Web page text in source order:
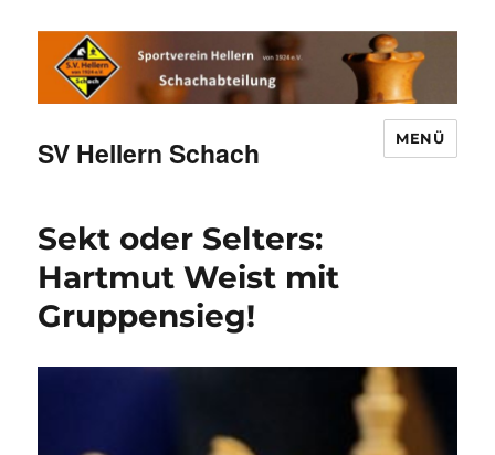
SV Hellern Schach MENÜ
Sekt oder Selters:
Hartmut Weist mit
Gruppensieg!